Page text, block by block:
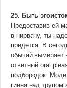
25. Быть
Предоставив ей
в нирвану, ты
придется. В
обычай вымирает
ответный oral
подбородок.
гиена над трупом